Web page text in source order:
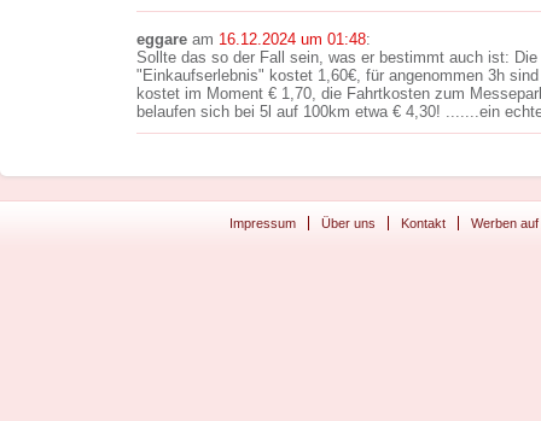
eggare am 16.12.2024 um 01:48:
Sollte das so der Fall sein, was er bestimmt auch ist:
"Einkaufserlebnis" kostet 1,60€, für angenommen 3h
kostet im Moment € 1,70, die Fahrtkosten zum
belaufen sich bei 5l auf 100km etwa € 4,30! .......ein
Impressum Über uns Kontakt Werben